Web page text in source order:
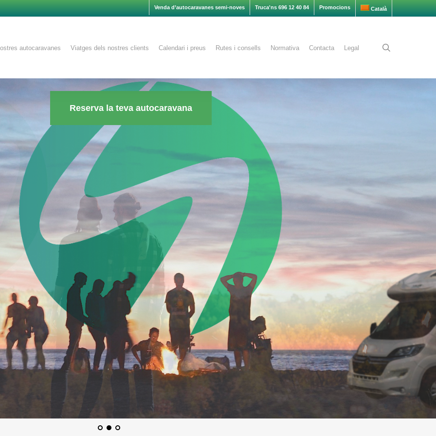
Venda d’autocaravanes semi-noves Truca'ns 696 12 40 84 Promocions Català
autocaravanes Viatges dels nostres clients Calendari i preus Rutes i consells Normativa Contacta Legal
Reserva la teva autocaravana